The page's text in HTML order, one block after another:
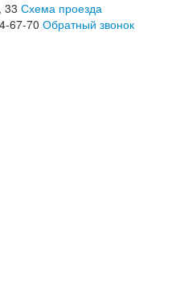
33 Схема проезда
67-70 Обратный звонок